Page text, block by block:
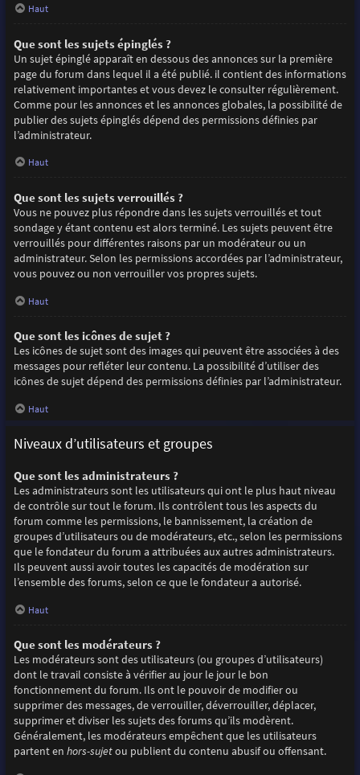
Haut
Que sont les sujets épinglés ?
Un sujet épinglé apparaît en dessous des annonces sur la première
page du forum dans lequel il a été publié. il contient des informations
relativement importantes et vous devez le consulter régulièrement.
Comme pour les annonces et les annonces globales, la possibilité de
publier des sujets épinglés dépend des permissions définies par
l’administrateur.
Haut
Que sont les sujets verrouillés ?
Vous ne pouvez plus répondre dans les sujets verrouillés et tout
sondage y étant contenu est alors terminé. Les sujets peuvent être
verrouillés pour différentes raisons par un modérateur ou un
administrateur. Selon les permissions accordées par l’administrateur,
vous pouvez ou non verrouiller vos propres sujets.
Haut
Que sont les icônes de sujet ?
Les icônes de sujet sont des images qui peuvent être associées à des
messages pour refléter leur contenu. La possibilité d’utiliser des
icônes de sujet dépend des permissions définies par l’administrateur.
Haut
Niveaux d’utilisateurs et groupes
Que sont les administrateurs ?
Les administrateurs sont les utilisateurs qui ont le plus haut niveau
de contrôle sur tout le forum. Ils contrôlent tous les aspects du
forum comme les permissions, le bannissement, la création de
groupes d’utilisateurs ou de modérateurs, etc., selon les permissions
que le fondateur du forum a attribuées aux autres administrateurs.
Ils peuvent aussi avoir toutes les capacités de modération sur
l’ensemble des forums, selon ce que le fondateur a autorisé.
Haut
Que sont les modérateurs ?
Les modérateurs sont des utilisateurs (ou groupes d’utilisateurs)
dont le travail consiste à vérifier au jour le jour le bon
fonctionnement du forum. Ils ont le pouvoir de modifier ou
supprimer des messages, de verrouiller, déverrouiller, déplacer,
supprimer et diviser les sujets des forums qu’ils modèrent.
Généralement, les modérateurs empêchent que les utilisateurs
partent en hors-sujetou publient du contenu abusif ou offensant.